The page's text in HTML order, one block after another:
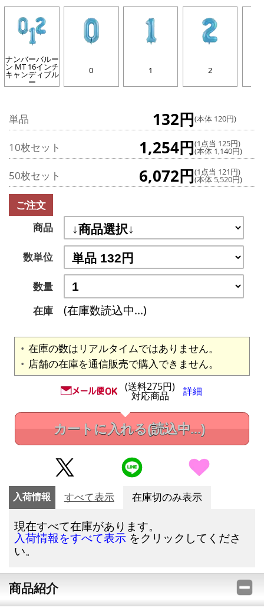
ナンバーバルー
ン MT 16インチ
キャンディブル
ー
0 1 2
単品 132円(本体 120円)
10枚セット 1,254円(1点当 125円)
(本体 1,140円)
50枚セット 6,072円(1点当 121円)
(本体 5,520円)
ご注文
商品
数単位
数量
在庫
(在庫数読込中...)
在庫の数はリアルタイムではありません。
店舗の在庫を通信販売で購入できません。
(送料275円)
対応商品 詳細
カートに入れる(読込中...)
入荷情報 すべて表示 在庫切のみ表示
現在すべて在庫があります。
入荷情報をすべて表示 をクリックしてくださ
い。
商品紹介